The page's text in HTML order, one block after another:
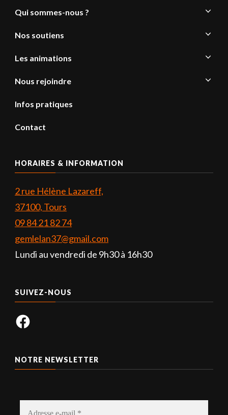
Qui sommes-nous ?
Nos soutiens
Les animations
Nous rejoindre
Infos pratiques
Contact
HORAIRES & INFORMATION
2 rue Hélène Lazareff,
37100, Tours
09 84 21 82 74
gemlelan37@gmail.com
Lundi au vendredi de 9h30 à 16h30
SUIVEZ-NOUS
Facebook
NOTRE NEWSLETTER